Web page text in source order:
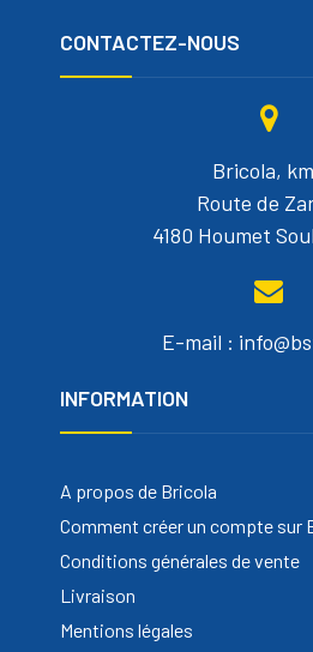
CONTACTEZ-NOUS
Bricola,
Route de
4180 Houmet
E-mail :
INFORMATION
A propos de Bricola
Comment créer un compte sur
Conditions générales de vente
Livraison
Mentions légales